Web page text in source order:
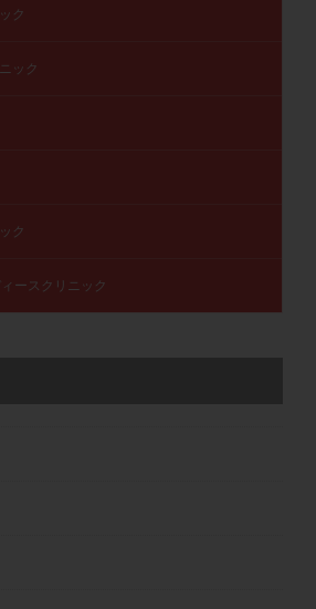
ク
ック
ク
ースクリニック